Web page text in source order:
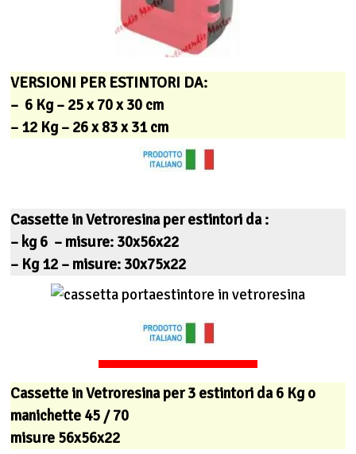
VERSIONI PER ESTINTORI DA:
– 6 Kg – 25 x 70 x 30 cm
– 12 Kg – 26 x 83 x 31 cm
Cassette in Vetroresina per estintori da :
– kg 6 – misure: 30x56x22
– Kg 12 – misure: 30x75x22
Cassette in Vetroresina per 3 estintori da 6 Kg o
manichette 45 / 70
misure 56x56x22